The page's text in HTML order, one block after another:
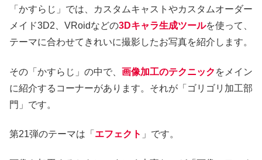
「かすらじ」では、カスタムキャストやカスタムオーダー
メイド3D2、VRoidなどの3Dキャラ生成ツールを使って、
テーマに合わせてきれいに撮影したお写真を紹介します。
その「かすらじ」の中で、 画像加工のテクニック をメイン
に紹介するコーナーがあります。それが「ゴリゴリ加工部
門」です。
第21弾のテーマは「 エフェクト 」です。